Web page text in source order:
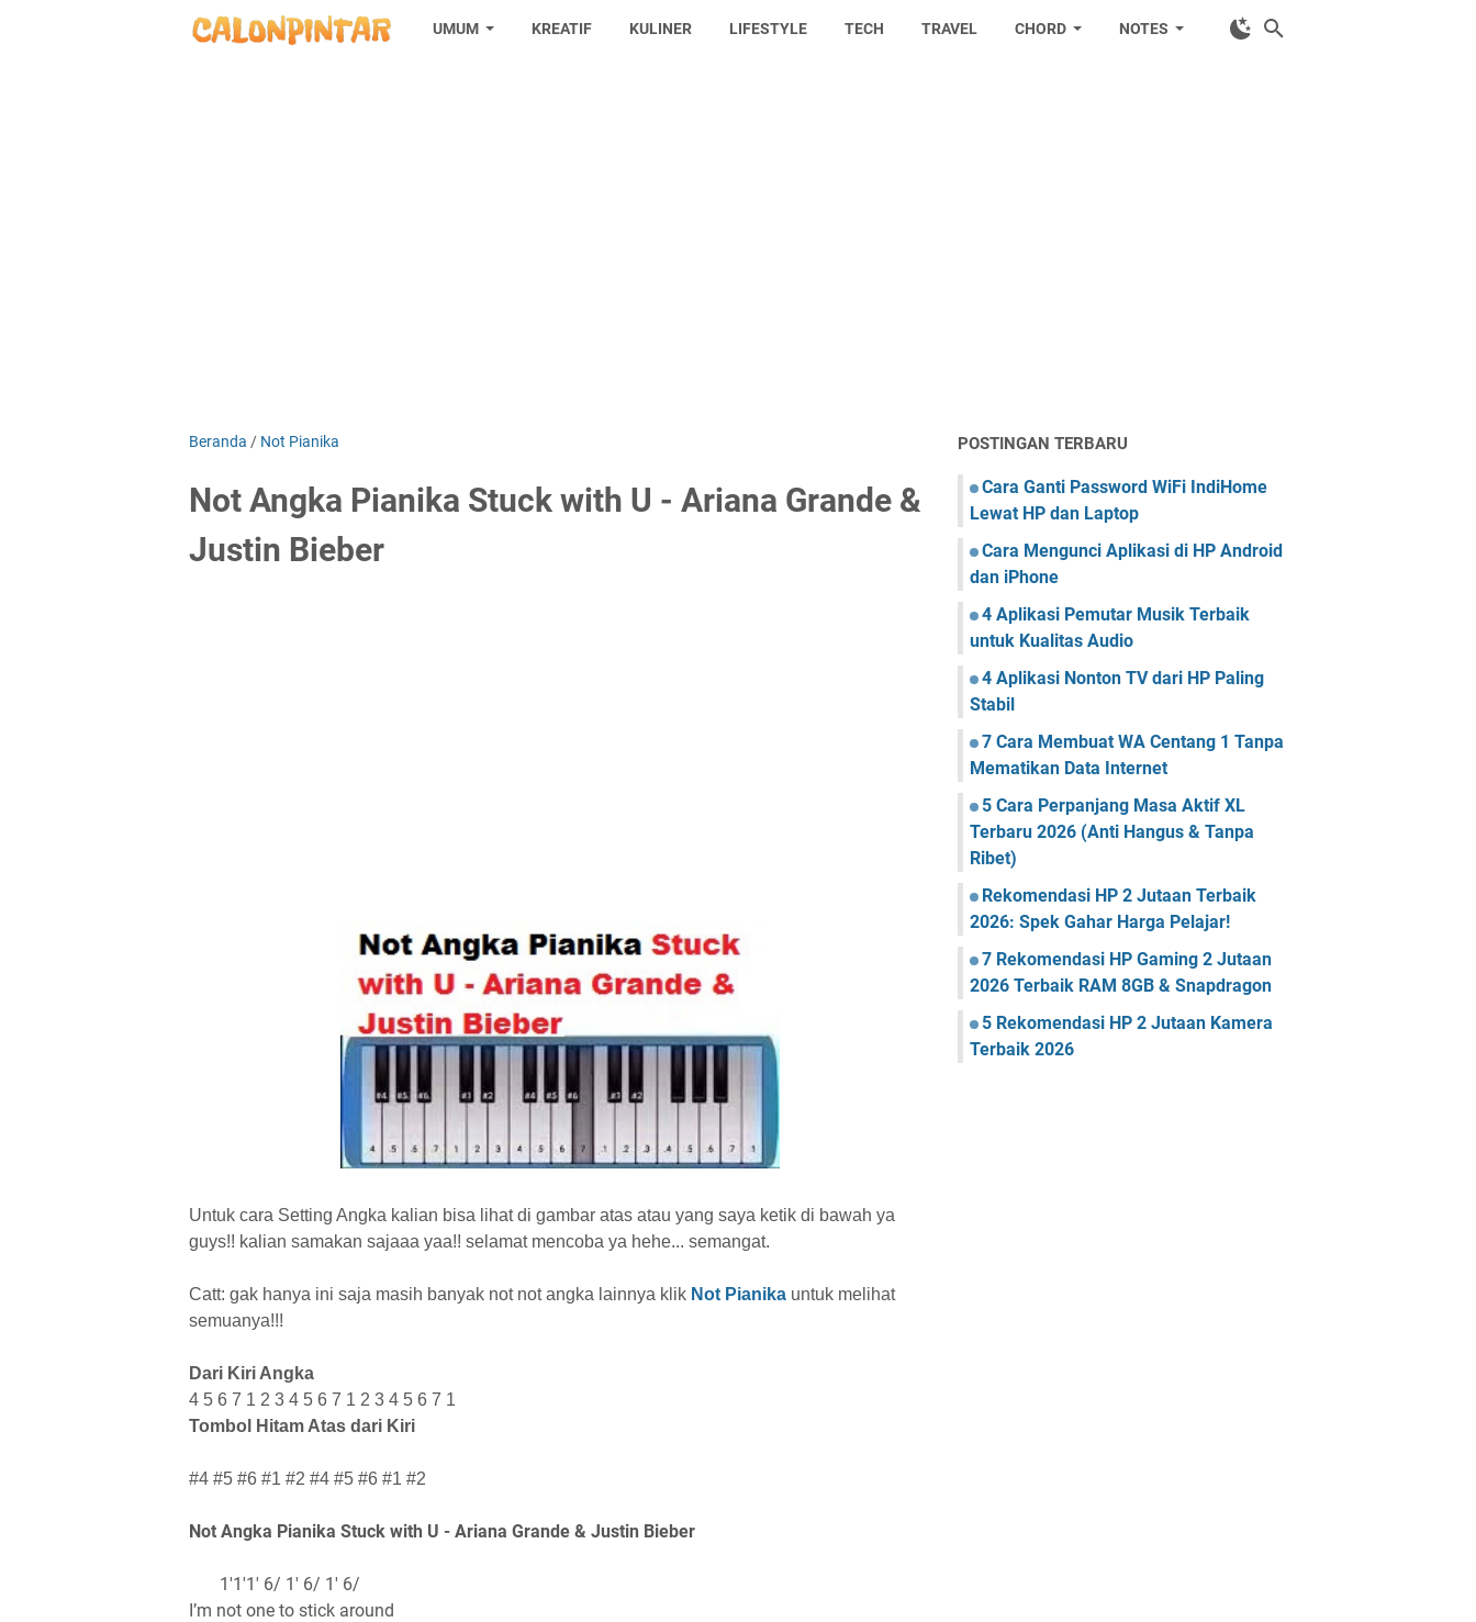
UMUM KREATIF KULINER LIFESTYLE TECH TRAVEL CHORD NOTES
Beranda / Not Pianika
Not Angka Pianika Stuck with U - Ariana Grande &
Justin Bieber
Untuk cara Setting Angka kalian bisa lihat di gambar atas atau yang saya ketik di bawah ya
guys!! kalian samakan sajaaa yaa!! selamat mencoba ya hehe... semangat.
Catt: gak hanya ini saja masih banyak not not angka lainnya klik Not Pianika untuk melihat
semuanya!!!
Dari Kiri Angka
4 5 6 7 1 2 3 4 5 6 7 1 2 3 4 5 6 7 1
Tombol Hitam Atas dari Kiri
#4 #5 #6 #1 #2 #4 #5 #6 #1 #2
Not Angka Pianika Stuck with U - Ariana Grande & Justin Bieber
1'1'1' 6/ 1' 6/ 1' 6/
I’m not one to stick around
POSTINGAN TERBARU
Cara Ganti Password WiFi IndiHome
Lewat HP dan Laptop
Cara Mengunci Aplikasi di HP Android
dan iPhone
4 Aplikasi Pemutar Musik Terbaik
untuk Kualitas Audio
4 Aplikasi Nonton TV dari HP Paling
Stabil
7 Cara Membuat WA Centang 1 Tanpa
Mematikan Data Internet
5 Cara Perpanjang Masa Aktif XL
Terbaru 2026 (Anti Hangus & Tanpa
Ribet)
Rekomendasi HP 2 Jutaan Terbaik
2026: Spek Gahar Harga Pelajar!
7 Rekomendasi HP Gaming 2 Jutaan
2026 Terbaik RAM 8GB & Snapdragon
5 Rekomendasi HP 2 Jutaan Kamera
Terbaik 2026